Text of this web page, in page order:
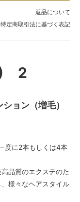
返品について
特定商取引法に基づく表記
) 2
ョン（増毛）
度に2本もしくは4本
品質のエクステのた
様々なヘアスタイル